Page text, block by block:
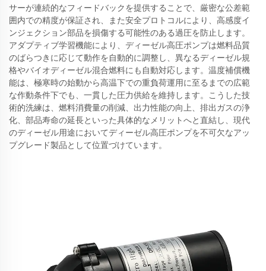
サーが連続的なフィードバックを提供することで、厳密な公差範
囲内での精度が保証され、また安全プロトコルにより、高感度イ
ンジェクション部品を損傷する可能性のある過圧を防止します。
アダプティブ学習機能により、ディーゼル高圧ポンプは燃料品質
のばらつきに応じて動作を自動的に調整し、異なるディーゼル規
格やバイオディーゼル混合燃料にも自動対応します。温度補償機
能は、極寒時の始動から高温下での重負荷運用に至るまでの広範
な作動条件下でも、一貫した圧力供給を維持します。こうした技
術的洗練は、燃料消費量の削減、出力性能の向上、排出ガスの浄
化、部品寿命の延長といった具体的なメリットへと直結し、現代
のディーゼル用途においてディーゼル高圧ポンプを不可欠なアッ
プグレード製品として位置づけています。